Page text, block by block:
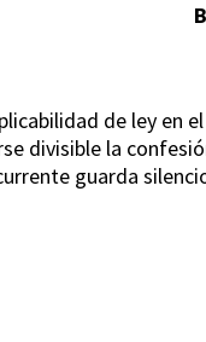
de ley en
divisible la
guarda